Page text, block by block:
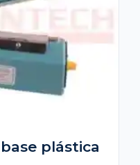
plástica